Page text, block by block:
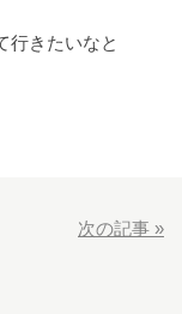
行きたいなと
次の記事 »